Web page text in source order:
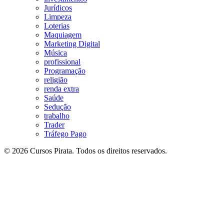
Jurídicos
Limpeza
Loterias
Maquiagem
Marketing Digital
Música
profissional
Programação
religião
renda extra
Saúde
Sedução
trabalho
Trader
Tráfego Pago
© 2026 Cursos Pirata. Todos os direitos reservados.